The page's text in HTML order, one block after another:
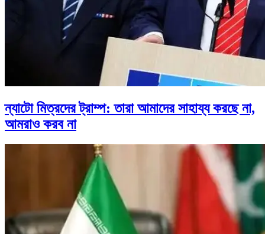
ন্যাটো মিত্রদের ট্রাম্প: তারা আমাদের সাহায্য করছে না,
আমরাও করব না